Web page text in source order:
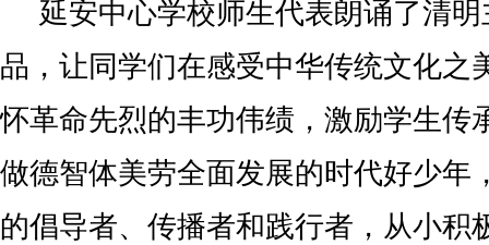
延安中心学校师生代表朗诵了清
品，让同学们在感受中华传统文化之
怀革命先烈的丰功伟绩，激励学生传
做德智体美劳全面发展的时代好少年
的倡导者、传播者和践行者，从小积